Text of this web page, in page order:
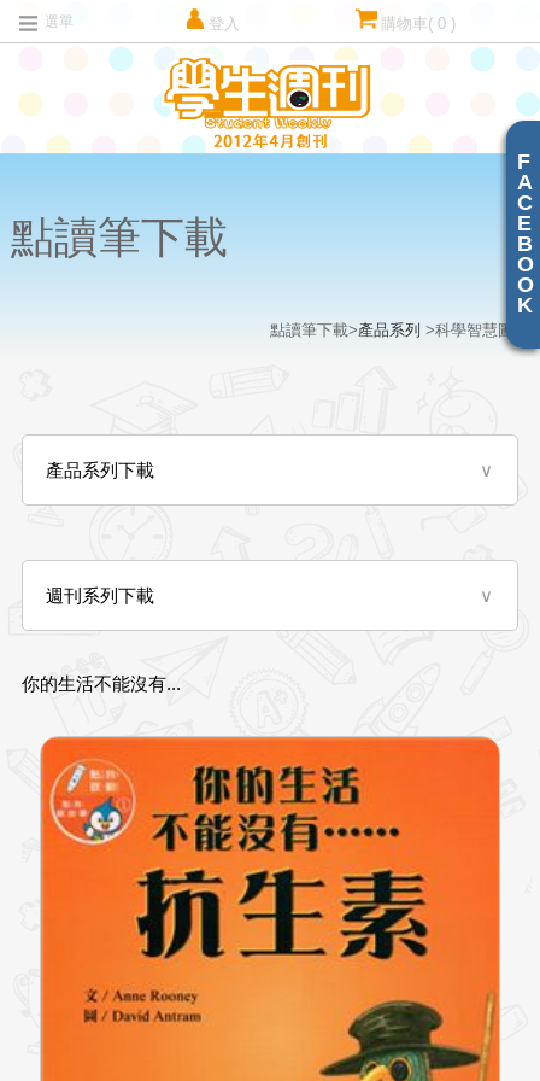
選單 登入 購物車( 0 )
點讀筆下載
點讀筆下載>產品系列 >科學智慧圖書
產品系列下載 ∨
週刊系列下載 ∨
你的生活不能沒有...
F
A
C
E
B
O
O
K